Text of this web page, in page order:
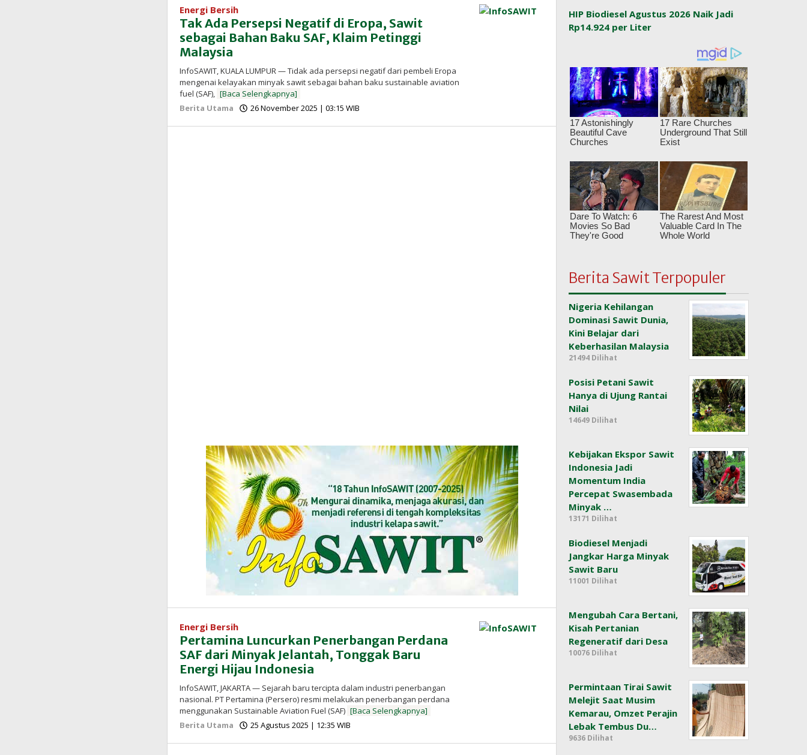
Energi Bersih
Tak Ada Persepsi Negatif di Eropa, Sawit
sebagai Bahan Baku SAF, Klaim Petinggi
Malaysia
InfoSAWIT, KUALA LUMPUR — Tidak ada persepsi negatif dari pembeli Eropa
mengenai kelayakan minyak sawit sebagai bahan baku sustainable aviation
fuel (SAF), [Baca Selengkapnya]
Berita Utama
26 November 2025 | 03:15 WIB
InfoSAWIT
Energi Bersih
Pertamina Luncurkan Penerbangan Perdana
SAF dari Minyak Jelantah, Tonggak Baru
Energi Hijau Indonesia
InfoSAWIT, JAKARTA — Sejarah baru tercipta dalam industri penerbangan
nasional. PT Pertamina (Persero) resmi melakukan penerbangan perdana
menggunakan Sustainable Aviation Fuel (SAF) [Baca Selengkapnya]
Berita Utama
25 Agustus 2025 | 12:35 WIB
InfoSAWIT
HIP Biodiesel Agustus 2026 Naik Jadi
Rp14.924 per Liter
Berita Sawit Terpopuler
Nigeria Kehilangan
Dominasi Sawit Dunia,
Kini Belajar dari
Keberhasilan Malaysia
21494 Dilihat
Posisi Petani Sawit
Hanya di Ujung Rantai
Nilai
14649 Dilihat
Kebijakan Ekspor Sawit
Indonesia Jadi
Momentum India
Percepat Swasembada
Minyak …
13171 Dilihat
Biodiesel Menjadi
Jangkar Harga Minyak
Sawit Baru
11001 Dilihat
Mengubah Cara Bertani,
Kisah Pertanian
Regeneratif dari Desa
10076 Dilihat
Permintaan Tirai Sawit
Melejit Saat Musim
Kemarau, Omzet Perajin
Lebak Tembus Du…
9636 Dilihat